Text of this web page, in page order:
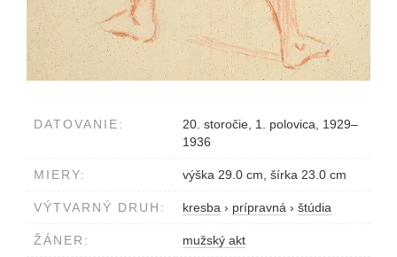
DATOVANIE:
20. storočie, 1. polovica, 1929–
1936
MIERY: výška 29.0 cm, šírka 23.0 cm
VÝTVARNÝ DRUH: kresba › prípravná › štúdia
ŽÁNER: mužský akt